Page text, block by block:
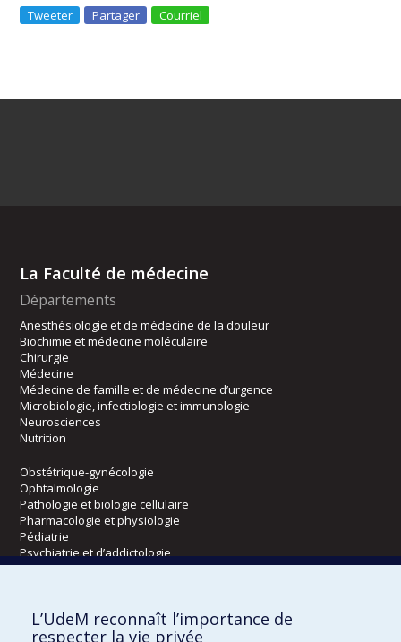
Tweeter Partager Courriel
La Faculté de médecine
Départements
Anesthésiologie et de médecine de la douleur
Biochimie et médecine moléculaire
Chirurgie
Médecine
Médecine de famille et de médecine d’urgence
Microbiologie, infectiologie et immunologie
Neurosciences
Nutrition
Obstétrique-gynécologie
Ophtalmologie
Pathologie et biologie cellulaire
Pharmacologie et physiologie
Pédiatrie
Psychiatrie et d’addictologie
Radiologie, radio-oncologie et médecine nucléaire
Écoles
L’UdeM reconnaît l’importance de
respecter la vie privée